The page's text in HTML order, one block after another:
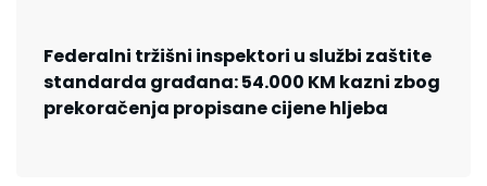
Federalni tržišni inspektori u službi zaštite
standarda građana: 54.000 KM kazni zbog
prekoračenja propisane cijene hljeba